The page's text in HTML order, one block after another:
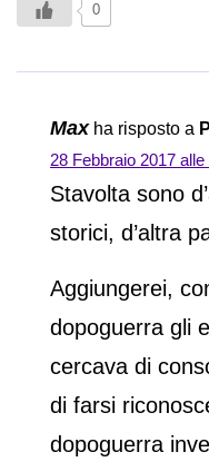
0
Max ha risposto a
28 Febbraio 2017 alle
Stavolta sono
storici, d’altra
Aggiungerei,
dopoguerra gli
cercava di
di farsi
dopoguerra